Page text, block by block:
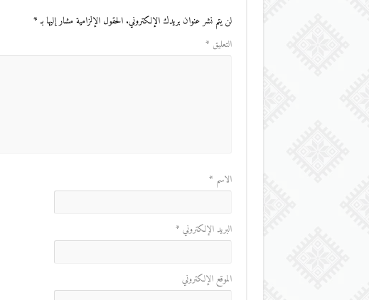
لن يتم نشر عنوان بريدك الإلكتروني. الحقول الإلزامية مشار إليها بـ*
التعليق *
الاسم *
البريد الإلكتروني *
الموقع الإلكتروني